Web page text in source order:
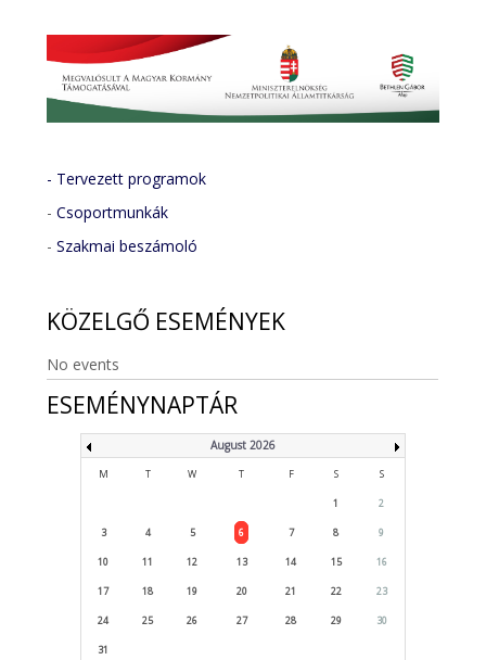
- Tervezett programok
-Csoportmunkák
-Szakmai beszámoló
KÖZELGŐ ESEMÉNYEK
No events
ESEMÉNYNAPTÁR
August 2026
M T W T F S S
1 2
3 4 5 6 7 8 9
10 11 12 13 14 15 16
17 18 19 20 21 22 23
24 25 26 27 28 29 30
31